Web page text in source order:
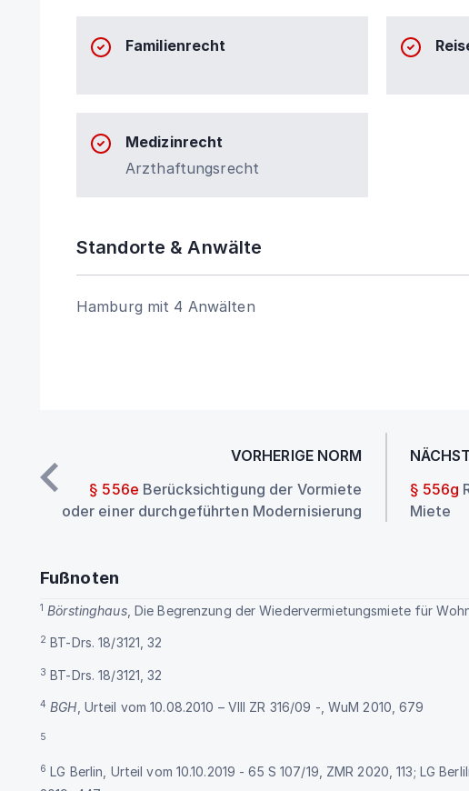
Familienrecht
Medizinrecht
Arzthaftungsrecht
Standorte & Anwälte
Hamburg mit 4 Anwälten
VORHERIGE NORM
§ 556e Berücksichtigung der Vormiete
oder einer durchgeführten Modernisierung
§ 556g
Miete
Fußnoten
1 Börstinghaus, Die Begrenzung der Wiedervermietungsmiete für
2 BT-Drs. 18/3121, 32
3 BT-Drs. 18/3121, 32
4 BGH, Urteil vom 10.08.2010 – VIII ZR 316/09 -, WuM 2010, 679
5
6 LG Berlin, Urteil vom 10.10.2019 - 65 S 107/19, ZMR 2020, 113; LG